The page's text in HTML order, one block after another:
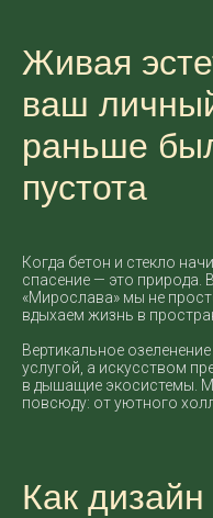
Живая
ваш
раньше
пустота
Когда бетон и стекло
спасение — это природа.
«Мирослава» мы не
вдыхаем жизнь в
Вертикальное
услугой, а искусством
в дышащие экосистемы.
повсюду: от уютного
Как дизайн